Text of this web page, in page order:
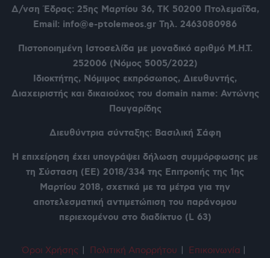
Δ/νση Έδρας: 25ης Μαρτίου 36, ΤΚ 50200 Πτολεμαΐδα,
Email: info@e-ptolemeos.gr Τηλ. 2463080986
Πιστοποιημένη Ιστοσελίδα με μοναδικό αριθμό Μ.Η.Τ.
252006 (Νόμος 5005/2022)
Ιδιοκτήτης, Νόμιμος εκπρόσωπος, Διευθυντής,
Διαχειριστής και δικαιούχος του domain name: Αντώνης
Πουγαρίδης
Διευθύντρια σύνταξης: Βασιλική Σάφη
Η επιχείρηση έχει υπογράψει δήλωση συμμόρφωσης με
τη Σύσταση (ΕΕ) 2018/334 της Επιτροπής της 1ης
Μαρτίου 2018, σχετικά με τα μέτρα για την
αποτελεσματική αντιμετώπιση του παράνομου
περιεχομένου στο διαδίκτυο (L 63)
Όροι Χρήσης Πολιτική Απορρήτου Επικοινωνία